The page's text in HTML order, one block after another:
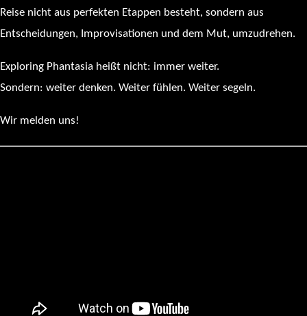
Reise nicht aus perfekten Etappen besteht, sondern aus
Entscheidungen, Improvisationen und dem Mut, umzudrehen.
Exploring Phantasia heißt nicht: immer weiter.
Sondern: weiter denken. Weiter fühlen. Weiter segeln.
Wir melden uns!